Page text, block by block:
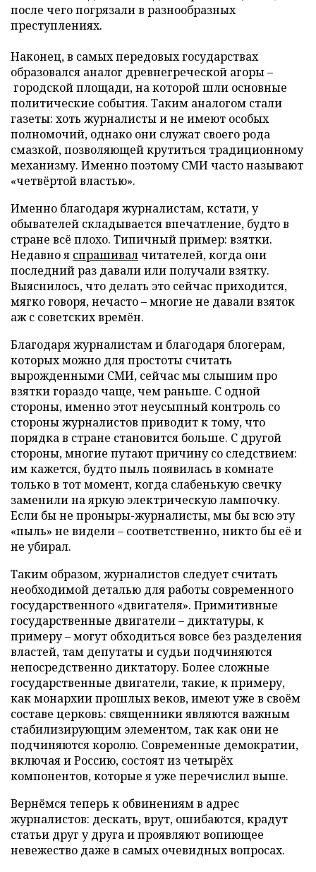
после чего погрязали в разнообразных
преступлениях.
Наконец, в самых передовых государствах
образовался аналог древнегреческой агоры –
городской площади, на которой шли основные
политические события. Таким аналогом стали
газеты: хоть журналисты и не имеют особых
полномочий, однако они служат своего рода
смазкой, позволяющей крутиться традиционному
механизму. Именно поэтому СМИ часто называют
«четвёртой властью».
Именно благодаря журналистам, кстати, у
обывателей складывается впечатление, будто в
стране всё плохо. Типичный пример: взятки.
Недавно я спрашивалчитателей, когда они
последний раз давали или получали взятку.
Выяснилось, что делать это сейчас приходится,
мягко говоря, нечасто – многие не давали взяток
аж с советских времён.
Благодаря журналистам и благодаря блогерам,
которых можно для простоты считать
вырожденными СМИ, сейчас мы слышим про
взятки гораздо чаще, чем раньше. С одной
стороны, именно этот неусыпный контроль со
стороны журналистов приводит к тому, что
порядка в стране становится больше. С другой
стороны, многие путают причину со следствием:
им кажется, будто пыль появилась в комнате
только в тот момент, когда слабенькую свечку
заменили на яркую электрическую лампочку.
Если бы не проныры-журналисты, мы бы всю эту
«пыль» не видели – соответственно, никто бы её и
не убирал.
Таким образом, журналистов следует считать
необходимой деталью для работы современного
государственного «двигателя». Примитивные
государственные двигатели – диктатуры, к
примеру – могут обходиться вовсе без разделения
властей, там депутаты и судьи подчиняются
непосредственно диктатору. Более сложные
государственные двигатели, такие, к примеру,
как монархии прошлых веков, имеют уже в своём
составе церковь: священники являются важным
стабилизирующим элементом, так как они не
подчиняются королю. Современные демократии,
включая и Россию, состоят из четырёх
компонентов, которые я уже перечислил выше.
Вернёмся теперь к обвинениям в адрес
журналистов: дескать, врут, ошибаются, крадут
статьи друг у друга и проявляют вопиющее
невежество даже в самых очевидных вопросах.